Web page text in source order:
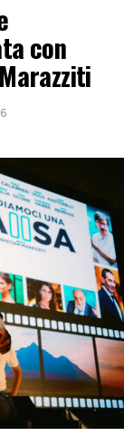
con